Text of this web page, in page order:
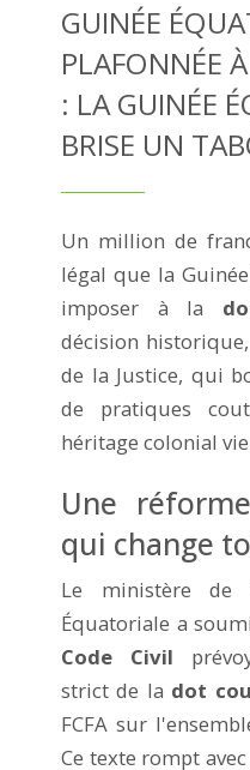
GUINÉE
PLAFONNÉE
: LA GUINÉE
BRISE UN
Un million de
légal que la
imposer à la
décision
de la Justice, qui
de pratiques
héritage colonial
Une
qui change
Le ministère de
Équatoriale a
Code Civil
strict de la dot
FCFA sur
Ce texte rompt